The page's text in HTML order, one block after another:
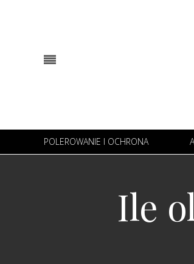
POLEROWANIE I OCHRONA
Ile